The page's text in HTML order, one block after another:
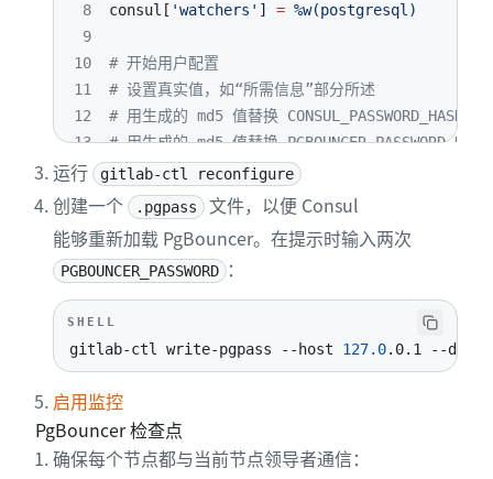
8
consul [ 'watchers' ] = %w(postgresql)
9
10
# 开始用户配置
11
# 设置真实值，如“所需信息”部分所述
12
# 用生成的 md5 值替换 CONSUL_PASSWORD_HASH
13
# 用生成的 md5 值替换 PGBOUNCER_PASSWORD_HASH
14
pgbouncer['users'] = {
15
'gitlab-consul' : {
password
17
},
18
'pgbouncer' :
19
password: 'PGBOUNCER_PASSWORD_HASH'
20
21
}
23
#
24
# Y.Y.Y.Y consul1.gitlab.example.com
25
# 用收集到的 CONSUL_SERVER_NODES 的地址替换
运行 gitlab-ctl reconfigure
创建一个 .pgpass
文件，以便 Consul
能够重新加载 PgBouncer。在提示时输入两次
PGBOUNCER_PASSWORD ：
SHELL
gitlab-ctl write-pgpass --host 127.0.0.1 --
启用监控
PgBouncer 检查点
确保每个节点都与当前节点领导者通信：